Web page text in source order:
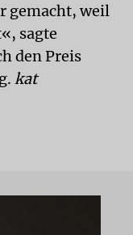
gemacht, weil
sagte
den Preis
kat